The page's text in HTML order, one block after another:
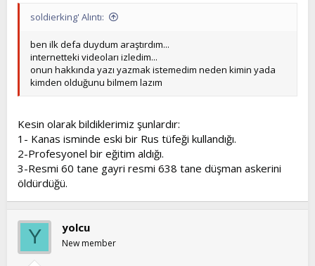
soldierking' Alıntı:
ben ilk defa duydum araştırdım...
internetteki videoları izledim...
onun hakkında yazı yazmak istemedim neden kimin yada
kimden olduğunu bilmem lazım
Kesin olarak bildiklerimiz şunlardır:
1- Kanas isminde eski bir Rus tüfeği kullandığı.
2-Profesyonel bir eğitim aldığı.
3-Resmi 60 tane gayri resmi 638 tane düşman askerini
öldürdüğü.
Y yolcu
New member